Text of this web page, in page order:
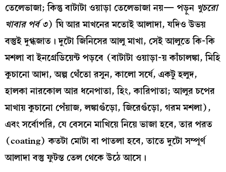
তেলেভাজা; কিন্তু বাটাটা ওয়াড়া তেলেভাজা নয়— পড়ুন খুচরো
খাবার পর্ব ৩) ঘি আর মাখনের মতোই আলাদা, যদিও উভয়
বস্তুই দুগ্ধজাত। দুটো জিনিসের আলু মাখা, সেই আলুতে কি-কি
মশলা বা ইনগ্রেডিয়েন্ট পড়বে (বাটাটা ওয়াড়া-য় কাঁচালঙ্কা, মিহি
কুচানো আদা, অল্প থেঁতো রসুন, কালো সর্ষে, একটু হলুদ,
হালকা নারকোল আর ধনেপাতা, হিং, কারিপাতা; আলুর চপের
মাখায় কুচানো পেঁয়াজ, লঙ্কাগুঁড়ো, জিরেগুঁড়ো, গরম মশলা),
এবং সর্বোপরি, যে বেসনে মাখিয়ে নিয়ে ভাজা হবে, তার পরত
(coating) কতটা মোটা বা পাতলা হবে, তাতে দুটো সম্পূর্ণ
আলাদা বস্তু ফুটন্ত তেল থেকে উঠে আসে।